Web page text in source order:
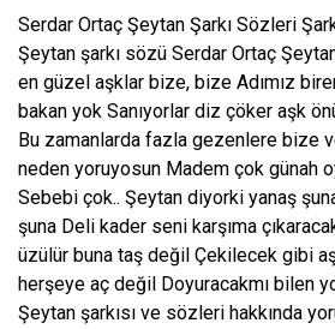
Serdar Ortaç Şeytan Şarkı Sözleri
Şeytan şarkı sözü Serdar Ortaç
en güzel aşklar bize, bize Adımız
bakan yok Sanıyorlar diz çöker aşk
Bu zamanlarda fazla gezenlere bize
neden yoruyosun Madem çok günah
Sebebi çok.. Şeytan diyorki yanaş
şuna Deli kader seni karşıma
üzülür buna taş değil Çekilecek gibi
herşeye aç değil Doyuracakmı bilen
Şeytan şarkısı ve sözleri hakkında